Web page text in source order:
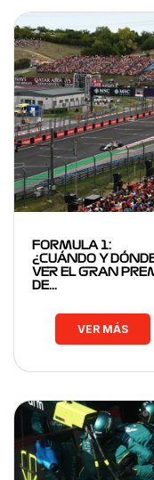
FORMULA 1:
¿CUÁNDO Y
VER EL GRAN
DE…
VER MÁS